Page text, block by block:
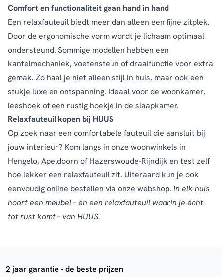
Comfort en functionaliteit gaan hand in hand
Een relaxfauteuil biedt meer dan alleen een fijne zitplek.
Door de ergonomische vorm wordt je lichaam optimaal
ondersteund. Sommige modellen hebben een
kantelmechaniek, voetensteun of draaifunctie voor extra
gemak. Zo haal je niet alleen stijl in huis, maar ook een
stukje luxe en ontspanning. Ideaal voor de woonkamer,
leeshoek of een rustig hoekje in de slaapkamer.
Relaxfauteuil kopen bij HUUS
Op zoek naar een comfortabele fauteuil die aansluit bij
jouw interieur? Kom langs in onze woonwinkels in
Hengelo, Apeldoorn of Hazerswoude-Rijndijk en test zelf
hoe lekker een relaxfauteuil zit. Uiteraard kun je ook
eenvoudig online bestellen via onze webshop. In elk huis
hoort een meubel – én een relaxfauteuil waarin je écht
tot rust komt – van HUUS.
2 jaar garantie - de beste prijzen